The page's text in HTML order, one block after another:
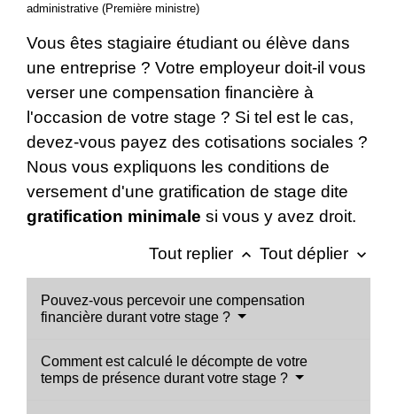
administrative (Première ministre)
Vous êtes stagiaire étudiant ou élève dans
une entreprise ? Votre employeur doit-il vous
verser une compensation financière à
l'occasion de votre stage ? Si tel est le cas,
devez-vous payez des cotisations sociales ?
Nous vous expliquons les conditions de
versement d'une gratification de stage dite
gratification minimale si vous y avez droit.
Tout replier keyboard_arrow_up Tout déplier keyboard_arrow_down
Pouvez-vous percevoir une compensation
financière durant votre stage ?
Comment est calculé le décompte de votre
temps de présence durant votre stage ?